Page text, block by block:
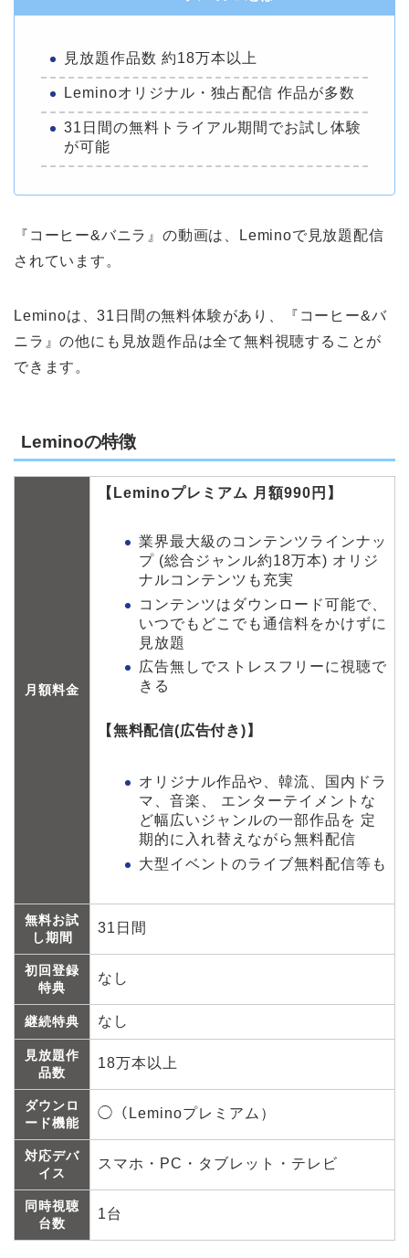
見放題作品数 約18万本以上
Leminoオリジナル・独占配信 作品が多数
31日間の無料トライアル期間でお試し体験
が可能
『コーヒー&バニラ』の動画は、Leminoで見放題配信
されています。
Leminoは、31日間の無料体験があり、『コーヒー&バ
ニラ』の他にも見放題作品は全て無料視聴することが
できます。
Leminoの特徴
月額料金
【Leminoプレミアム 月額990円】
業界最大級のコンテンツラインナッ
プ (総合ジャンル約18万本) オリジ
ナルコンテンツも充実
コンテンツはダウンロード可能で、
いつでもどこでも通信料をかけずに
見放題
広告無しでストレスフリーに視聴で
きる
【無料配信(広告付き)】
オリジナル作品や、韓流、国内ドラ
マ、音楽、 エンターテイメントな
ど幅広いジャンルの一部作品を 定
期的に入れ替えながら無料配信
大型イベントのライブ無料配信等も
無料お試
し期間
31日間
初回登録
特典
なし
継続特典 なし
見放題作
品数
18万本以上
ダウンロ
ード機能
◯（Leminoプレミアム）
対応デバ
イス
スマホ・PC・タブレット・テレビ
同時視聴
台数
1台